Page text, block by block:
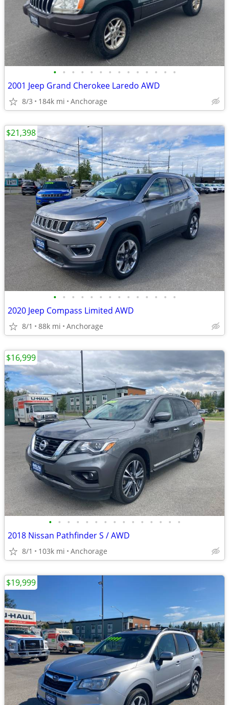
• • • • • • • • • • • • • •
2001 Jeep Grand Cherokee Laredo AWD
8/3 184k mi Anchorage
• • • • • • • • • • • • • •
2020 Jeep Compass Limited AWD
8/1 88k mi Anchorage
$21,398
• • • • • • • • • • • • • • •
2018 Nissan Pathfinder S / AWD
8/1 103k mi Anchorage
$16,999
$19,999